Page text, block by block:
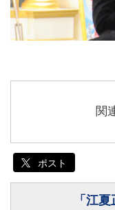
関
ポスト
「江